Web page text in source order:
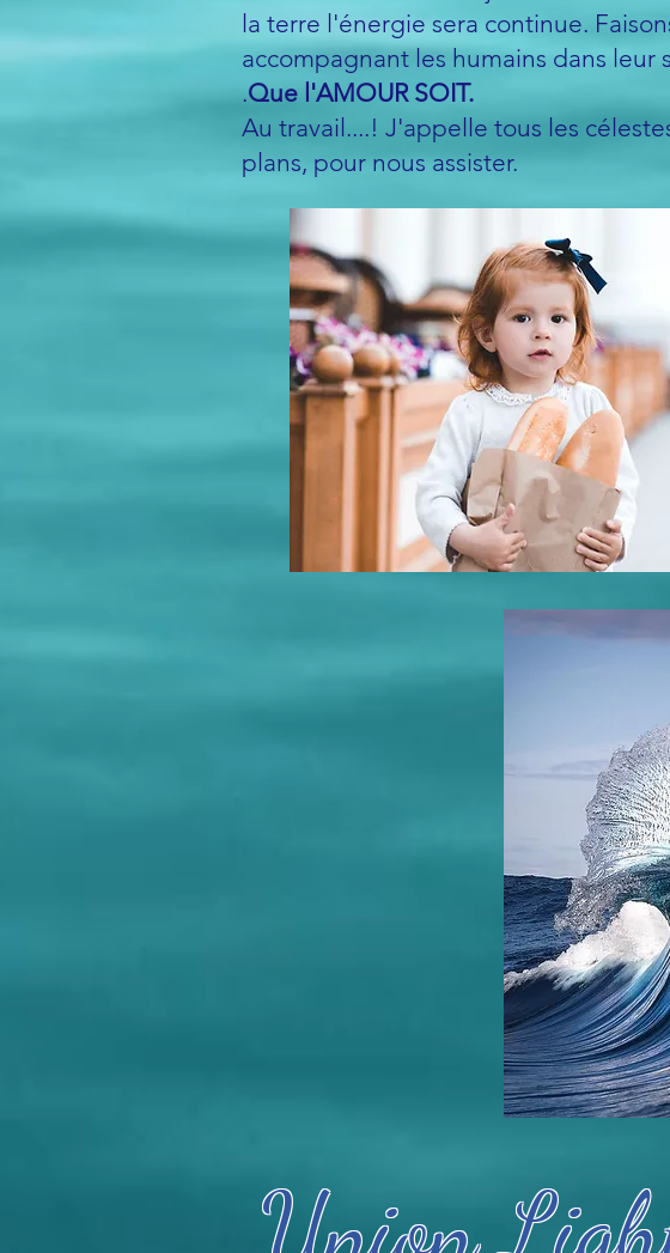
la terre l'énergie sera continue.
accompagnant les humains dans leur
.Que l'AMOUR SOIT.
Au travail....! J'appelle tous les
plans, pour nous assister.
Union